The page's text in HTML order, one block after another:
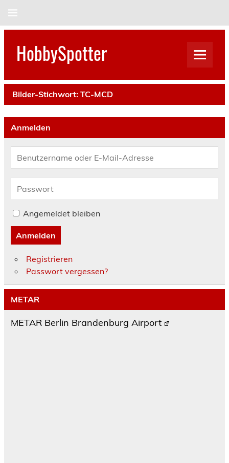
HobbySpotter
Bilder-Stichwort: TC-MCD
Anmelden
Angemeldet bleiben
Anmelden
Registrieren
Passwort vergessen?
METAR
METAR Berlin Brandenburg Airport